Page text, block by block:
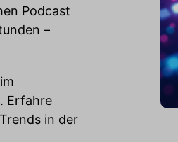
Podcast
–
Erfahre
in der